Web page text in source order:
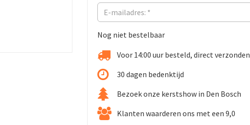
Nog niet bestelbaar
Voor 14:00 uur besteld, direct verzonden
30 dagen bedenktijd
Bezoek onze kerstshow in Den Bosch
Klanten waarderen ons met een 9,0